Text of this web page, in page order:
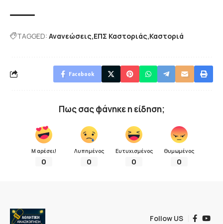
TAGGED: Ανανεώσεις ΕΠΣ Καστοριάς Καστοριά
Facebook
Πως σας φάνηκε η είδηση;
Μ αρέσει!
0
Λυπημένος
0
Ευτυχισμένος
0
Θυμωμένος
0
Follow US